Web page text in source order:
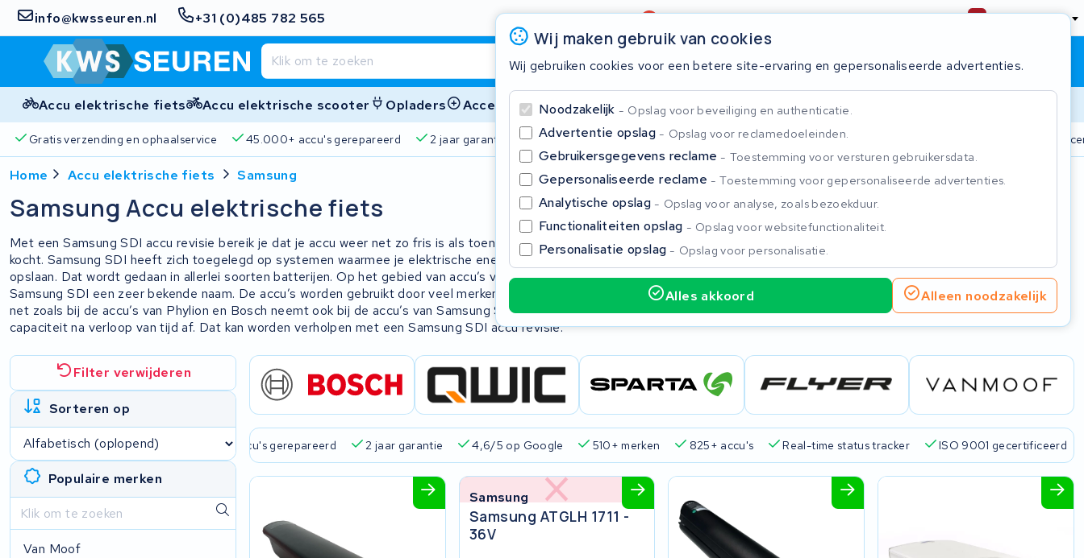
info@kwsseuren.nl +31 (0)485 782 565 Beoordeling4,6/5 Nederland
Winkelwagen Inloggen
Accu elektrische fiets Accu elektrische scooter Opladers Accessoires
Gratis verzending en ophaalservice 45.000+ accu's gerepareerd 2 jaar garantie 4,6/5 op Google 510+ merken 825+ accu's Real-time status tracker ISO 9001
Wij maken gebruik van cookies
Wij gebruiken cookies voor een betere site-ervaring en gepersonaliseerde advertenties.
Noodzakelijk Opslag voor beveiliging en authenticatie.
Advertentie opslag Opslag voor reclamedoeleinden.
Gebruikersgegevens reclame Toestemming voor versturen gebruikersdata.
Gepersonaliseerde reclame Toestemming voor gepersonaliseerde advertenties.
Analytische opslag Opslag voor analyse, zoals bezoekduur.
Functionaliteiten opslag Opslag voor websitefunctionaliteit.
Personalisatie opslag Opslag voor personalisatie.
Alles akkoord Alleen noodzakelijk
Home Accu elektrische fiets Samsung
Samsung Accu elektrische fiets
Met een Samsung SDI accu revisie bereik je dat je accu weer net zo fris is als toen je hem net
kocht. Samsung SDI heeft zich toegelegd op systemen waarmee je elektrische energie kunt
opslaan. Dat wordt gedaan in allerlei soorten batterijen. Op het gebied van accu’s voor E-bikes is
Samsung SDI een zeer bekende naam. De accu’s worden gebruikt door veel merken E-bikes. Maar
net zoals bij de accu’s van Phylion en Bosch neemt ook bij de accu’s van Samsung SDI de
capaciteit na verloop van tijd af. Dat kan worden verholpen met een Samsung SDI accu revisie.
Filter verwijderen
Sorteren op
Populaire merken
Van Moof
en ophaalservice 45.000+ accu's gerepareerd 2 jaar garantie 4,6/5 op Google 510+ merken 825+ accu's Real-time status tracker ISO 9001 gecertificeerd
Samsung
Samsung ATGLH 1711 -
36V
Sluiten
Begin te typen in de zoekbalk om te zoeken